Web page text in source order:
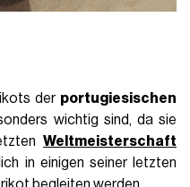
der portugiesischen
wichtig sind, da sie
Weltmeisterschaft
in einigen seiner letzten